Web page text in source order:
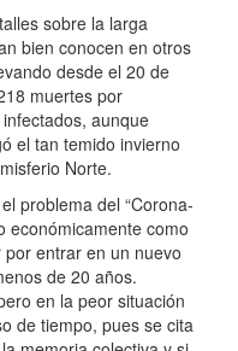
sobre la larga
bien conocen en otros
desde el 20 de
muertes por
aunque
el tan temido invierno
Norte.
problema del “Corona-
económicamente como
entrar en un nuevo
de 20 años.
en la peor situación
de tiempo, pues se cita